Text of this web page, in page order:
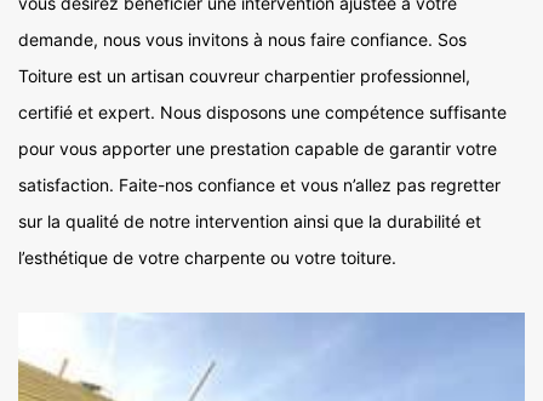
demande, nous vous invitons à nous faire confiance. Sos
Toiture est un artisan couvreur charpentier professionnel,
certifié et expert. Nous disposons une compétence suffisante
pour vous apporter une prestation capable de garantir votre
satisfaction. Faite-nos confiance et vous n’allez pas regretter
sur la qualité de notre intervention ainsi que la durabilité et
l’esthétique de votre charpente ou votre toiture.